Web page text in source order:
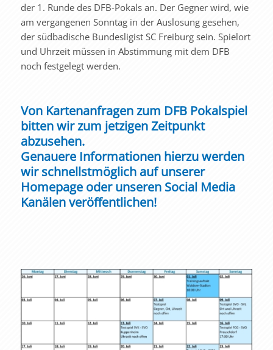
der 1. Runde des DFB-Pokals an. Der Gegner wird, wie
am vergangenen Sonntag in der Auslosung gesehen,
der südbadische Bundesligist SC Freiburg sein. Spielort
und Uhrzeit müssen in Abstimmung mit dem DFB
noch festgelegt werden.
Von Kartenanfragen zum DFB Pokalspiel
bitten wir zum jetzigen Zeitpunkt
abzusehen.
Genauere Informationen hierzu werden
wir schnellstmöglich auf unserer
Homepage oder unseren Social Media
Kanälen veröffentlichen!